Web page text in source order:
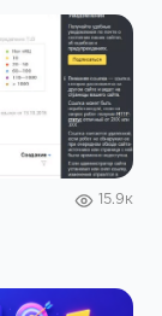
15.9к